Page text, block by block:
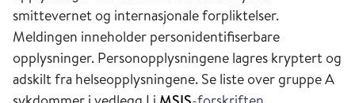
helseundersøkelser). I 2002 ble det
sentrale tuberkuloseregisteret lagt til
Folkehelseinstituttet. Det sentrale
tuberkuloseregisteret ble nedlagt som et eget
smittevernet og internasjonale forpliktelser.
Meldingen inneholder personidentifiserbare
opplysninger. Personopplysningene lagres kryptert og
adskilt fra helseopplysningene. Se liste over gruppe A